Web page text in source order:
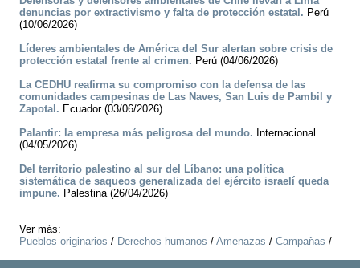
denuncias por extractivismo y falta de protección estatal. Perú
(10/06/2026)
Líderes ambientales de América del Sur alertan sobre crisis de
protección estatal frente al crimen. Perú (04/06/2026)
La CEDHU reafirma su compromiso con la defensa de las
comunidades campesinas de Las Naves, San Luis de Pambil y
Zapotal. Ecuador (03/06/2026)
Palantir: la empresa más peligrosa del mundo. Internacional
(04/05/2026)
Del territorio palestino al sur del Líbano: una política
sistemática de saqueos generalizada del ejército israelí queda
impune. Palestina (26/04/2026)
Ver más:
Pueblos originarios / Derechos humanos / Amenazas / Campañas /